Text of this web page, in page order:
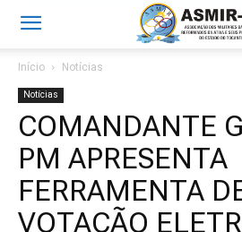
Início Notícias
Notícias
COMANDANTE
PM APRESENTA
FERRAMENTA
VOTAÇÃO